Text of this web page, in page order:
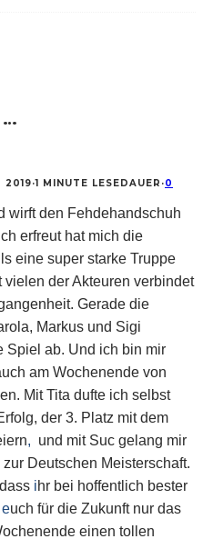
…
2019·1 MINUTE LESEDAUER ·0
wirft den Fehdehandschuh
erfreut hat mich die
eine super starke Truppe
der Akteuren verbindet
Gerade die
Markus und Sigi
Spiel ab. Und ich bin mir
am Wochenende von
Mit Tita dufte ich selbst
der 3. Platz mit dem
, und mit Suc gelang mir
Deutschen Meisterschaft.
ihr bei hoffentlich bester
euch für die Zukunft nur das
einen tollen